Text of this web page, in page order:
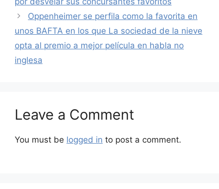
Oppenheimer se perfila como la favorita en
unos BAFTA en los que La sociedad de la nieve
opta al premio a mejor película en habla no
inglesa
Leave a Comment
You must be logged in to post a comment.